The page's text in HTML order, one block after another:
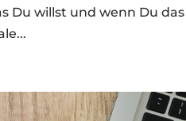
Du willst und wenn Du das